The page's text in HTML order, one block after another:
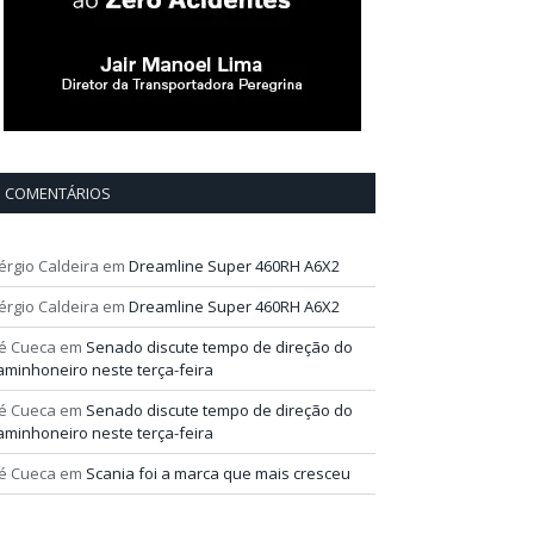
COMENTÁRIOS
Caldeira em Dreamline Super 460RH A6X2
Caldeira em Dreamline Super 460RH A6X2
Cueca em Senado discute tempo de direção do
neste terça-feira
Cueca em Senado discute tempo de direção do
neste terça-feira
Cueca em Scania foi a marca que mais cresceu